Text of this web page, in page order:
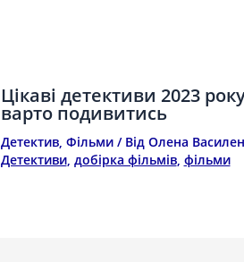
Цікаві детективи 2023
варто подивитись
Детектив, Фільми/ Від Олена
Детективи, добірка фільмів, фільми